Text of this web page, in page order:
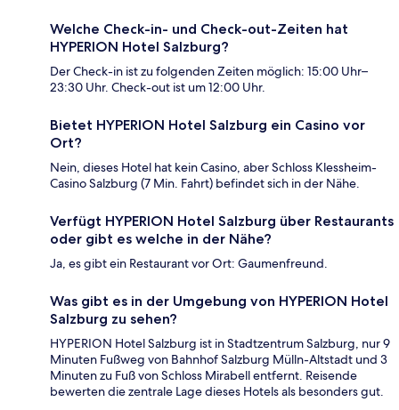
Welche Check-in- und Check-out-Zeiten hat
HYPERION Hotel Salzburg?
Der Check-in ist zu folgenden Zeiten möglich: 15:00 Uhr–
23:30 Uhr. Check-out ist um 12:00 Uhr.
Bietet HYPERION Hotel Salzburg ein Casino vor
Ort?
Nein, dieses Hotel hat kein Casino, aber Schloss Klessheim-
Casino Salzburg (7 Min. Fahrt) befindet sich in der Nähe.
Verfügt HYPERION Hotel Salzburg über Restaurants
oder gibt es welche in der Nähe?
Ja, es gibt ein Restaurant vor Ort: Gaumenfreund.
Was gibt es in der Umgebung von HYPERION Hotel
Salzburg zu sehen?
HYPERION Hotel Salzburg ist in Stadtzentrum Salzburg, nur 9
Minuten Fußweg von Bahnhof Salzburg Mülln-Altstadt und 3
Minuten zu Fuß von Schloss Mirabell entfernt. Reisende
bewerten die zentrale Lage dieses Hotels als besonders gut.